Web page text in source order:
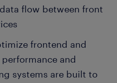
flow between front
frontend and
and
systems are built to